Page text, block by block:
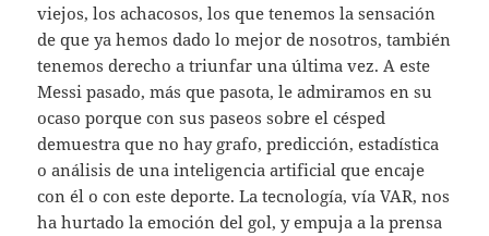
viejos, los achacosos, los que tenemos la sensación
de que ya hemos dado lo mejor de nosotros, también
tenemos derecho a triunfar una última vez. A este
Messi pasado, más que pasota, le admiramos en su
ocaso porque con sus paseos sobre el césped
demuestra que no hay grafo, predicción, estadística
o análisis de una inteligencia artificial que encaje
con él o con este deporte. La tecnología, vía VAR, nos
ha hurtado la emoción del gol, y empuja a la prensa